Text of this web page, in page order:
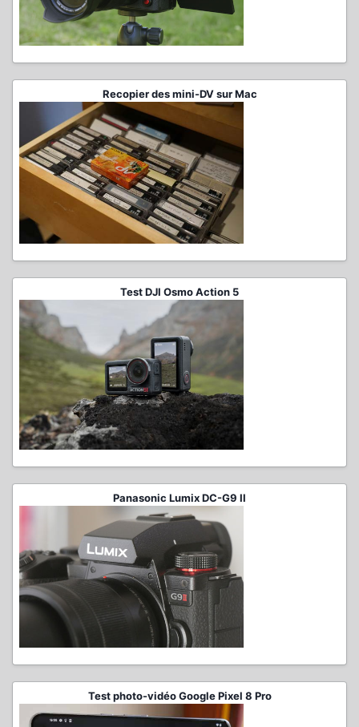
Recopier des mini-DV sur Mac
Test DJI Osmo Action 5
Panasonic Lumix DC-G9 II
Test photo-vidéo Google Pixel 8 Pro